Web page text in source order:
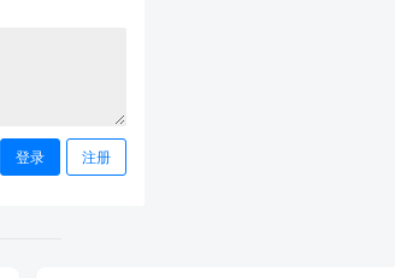
登录 注册